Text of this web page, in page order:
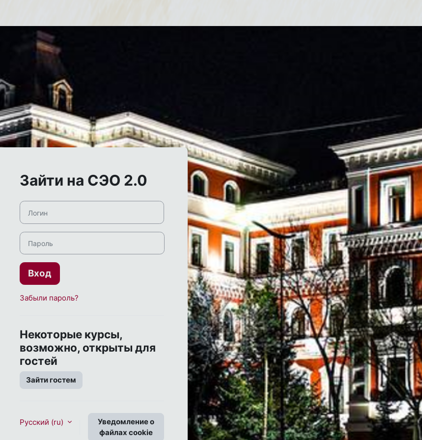
Зайти на СЭО 2.0
Логин
Пароль
Вход
Забыли пароль?
Некоторые курсы,
возможно, открыты для
гостей
Зайти гостем
Русский ‎(ru)‎
Уведомление о
файлах cookie